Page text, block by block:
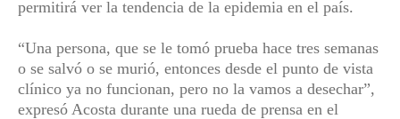
permitirá ver la tendencia de la epidemia en el país.
“Una persona, que se le tomó prueba hace tres semanas
o se salvó o se murió, entonces desde el punto de vista
clínico ya no funcionan, pero no la vamos a desechar”,
expresó Acosta durante una rueda de prensa en el